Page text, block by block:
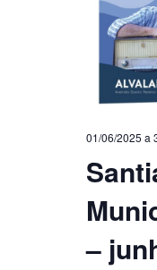
–
01/06/2025 a